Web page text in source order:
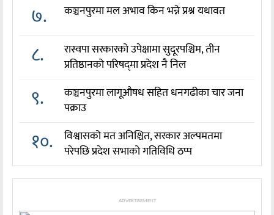
७. कञ्चनपुरमा मल अभाव किन भन्ने प्रश्न यथावत
८.
रास्वपा सरकारको उपेक्षामा सुदूरपश्चिम, तीन
प्रतिष्ठानको परिषद्‌मा प्रदेश नै निल
९.
कञ्चनपुरमा लागूऔषध सहित धनगढीका चार जना
पक्राउ
१०.
विश्वासको मत अनिश्चित, सरकार अल्पमतमा
परेपछि प्रदेश सभाको गतिविधि ठप्प
ADVERTISEMENT